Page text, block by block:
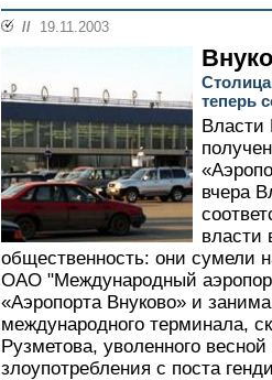
// 19.11.2003
теперь
Власти
вчера
власти
общественность: они сумели
ОАО "Международный
«Аэропорта Внуково» и
международного терминала,
Рузметова, уволенного
злоупотребления с поста